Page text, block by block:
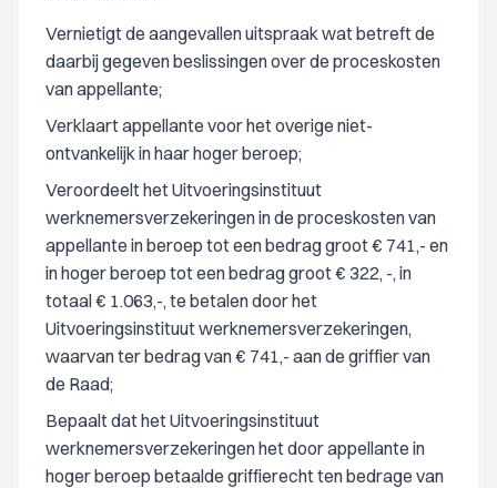
Vernietigt de aangevallen uitspraak wat betreft de
daarbij gegeven beslissingen over de proceskosten
van appellante;
Verklaart appellante voor het overige niet-
ontvankelijk in haar hoger beroep;
Veroordeelt het Uitvoeringsinstituut
werknemersverzekeringen in de proceskosten van
appellante in beroep tot een bedrag groot € 741,- en
in hoger beroep tot een bedrag groot € 322, -, in
totaal € 1.063,-, te betalen door het
Uitvoeringsinstituut werknemersverzekeringen,
waarvan ter bedrag van € 741,- aan de griffier van
de Raad;
Bepaalt dat het Uitvoeringsinstituut
werknemersverzekeringen het door appellante in
hoger beroep betaalde griffierecht ten bedrage van